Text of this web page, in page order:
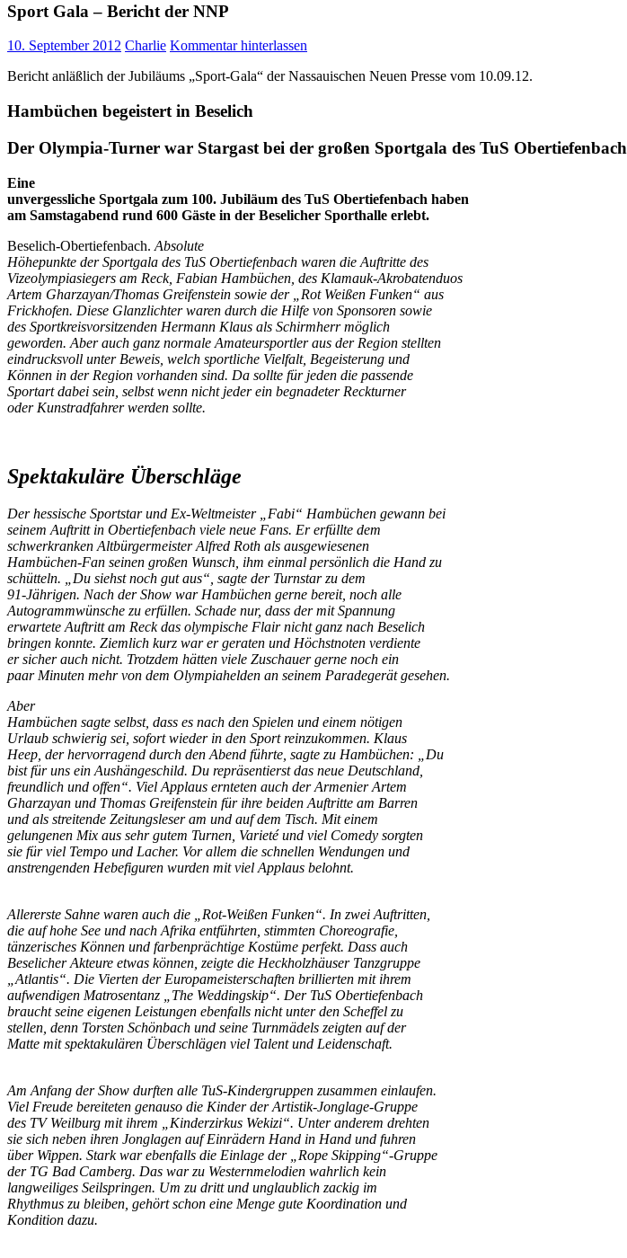
Sport Gala – Bericht der NNP
10. September 2012 Charlie Kommentar hinterlassen
Bericht anläßlich der Jubiläums „Sport-Gala“ der Nassauischen Neuen Presse vom 10.09.12.
Hambüchen begeistert in Beselich
Der Olympia-Turner war Stargast bei der großen Sportgala des TuS Obertiefenbach
Eine
unvergessliche Sportgala zum 100. Jubiläum des TuS Obertiefenbach haben
am Samstagabend rund 600 Gäste in der Beselicher Sporthalle erlebt.
Beselich-Obertiefenbach. Absolute
Höhepunkte der Sportgala des TuS Obertiefenbach waren die Auftritte des
Vizeolympiasiegers am Reck, Fabian Hambüchen, des Klamauk-Akrobatenduos
Artem Gharzayan/Thomas Greifenstein sowie der „Rot Weißen Funken“ aus
Frickhofen. Diese Glanzlichter waren durch die Hilfe von Sponsoren sowie
des Sportkreisvorsitzenden Hermann Klaus als Schirmherr möglich
geworden. Aber auch ganz normale Amateursportler aus der Region stellten
eindrucksvoll unter Beweis, welch sportliche Vielfalt, Begeisterung und
Können in der Region vorhanden sind. Da sollte für jeden die passende
Sportart dabei sein, selbst wenn nicht jeder ein begnadeter Reckturner
oder Kunstradfahrer werden sollte.
Spektakuläre Überschläge
Der hessische Sportstar und Ex-Weltmeister „Fabi“ Hambüchen gewann bei
seinem Auftritt in Obertiefenbach viele neue Fans. Er erfüllte dem
schwerkranken Altbürgermeister Alfred Roth als ausgewiesenen
Hambüchen-Fan seinen großen Wunsch, ihm einmal persönlich die Hand zu
schütteln. „Du siehst noch gut aus“, sagte der Turnstar zu dem
91-Jährigen. Nach der Show war Hambüchen gerne bereit, noch alle
Autogrammwünsche zu erfüllen. Schade nur, dass der mit Spannung
erwartete Auftritt am Reck das olympische Flair nicht ganz nach Beselich
bringen konnte. Ziemlich kurz war er geraten und Höchstnoten verdiente
er sicher auch nicht. Trotzdem hätten viele Zuschauer gerne noch ein
paar Minuten mehr von dem Olympiahelden an seinem Paradegerät gesehen.
Aber
Hambüchen sagte selbst, dass es nach den Spielen und einem nötigen
Urlaub schwierig sei, sofort wieder in den Sport reinzukommen. Klaus
Heep, der hervorragend durch den Abend führte, sagte zu Hambüchen: „Du
bist für uns ein Aushängeschild. Du repräsentierst das neue Deutschland,
freundlich und offen“. Viel Applaus ernteten auch der Armenier Artem
Gharzayan und Thomas Greifenstein für ihre beiden Auftritte am Barren
und als streitende Zeitungsleser am und auf dem Tisch. Mit einem
gelungenen Mix aus sehr gutem Turnen, Varieté und viel Comedy sorgten
sie für viel Tempo und Lacher. Vor allem die schnellen Wendungen und
anstrengenden Hebefiguren wurden mit viel Applaus belohnt.
Allererste Sahne waren auch die „Rot-Weißen Funken“. In zwei Auftritten,
die auf hohe See und nach Afrika entführten, stimmten Choreografie,
tänzerisches Können und farbenprächtige Kostüme perfekt. Dass auch
Beselicher Akteure etwas können, zeigte die Heckholzhäuser Tanzgruppe
„Atlantis“. Die Vierten der Europameisterschaften brillierten mit ihrem
aufwendigen Matrosentanz „The Weddingskip“. Der TuS Obertiefenbach
braucht seine eigenen Leistungen ebenfalls nicht unter den Scheffel zu
stellen, denn Torsten Schönbach und seine Turnmädels zeigten auf der
Matte mit spektakulären Überschlägen viel Talent und Leidenschaft.
Am Anfang der Show durften alle TuS-Kindergruppen zusammen einlaufen.
Viel Freude bereiteten genauso die Kinder der Artistik-Jonglage-Gruppe
des TV Weilburg mit ihrem „Kinderzirkus Wekizi“. Unter anderem drehten
sie sich neben ihren Jonglagen auf Einrädern Hand in Hand und fuhren
über Wippen. Stark war ebenfalls die Einlage der „Rope Skipping“-Gruppe
der TG Bad Camberg. Das war zu Westernmelodien wahrlich kein
langweiliges Seilspringen. Um zu dritt und unglaublich zackig im
Rhythmus zu bleiben, gehört schon eine Menge gute Koordination und
Kondition dazu.